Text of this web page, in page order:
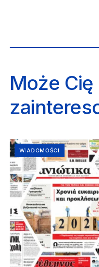
Może
WIADOMOŚCI